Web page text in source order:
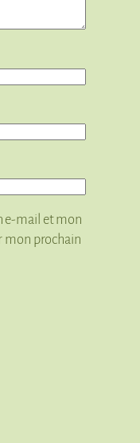
e-mail et mon
mon prochain